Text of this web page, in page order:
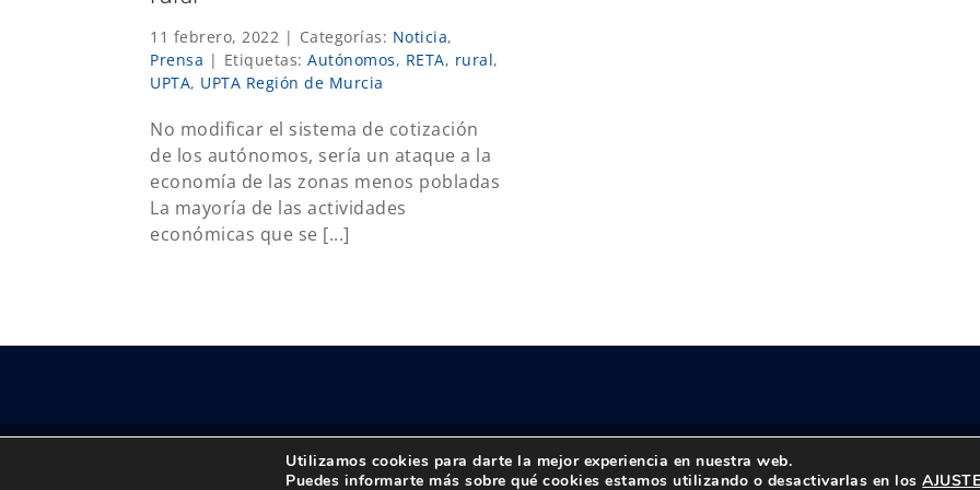
11 febrero, 2022 | Categorías: Noticia,
Prensa | Etiquetas: Autónomos, RETA, rural,
UPTA, UPTA Región de Murcia
No modificar el sistema de cotización
de los autónomos, sería un ataque a la
economía de las zonas menos pobladas
La mayoría de las actividades
económicas que se [...]
2026 UPTA | Todos los derechos reservados |Política de privacidad|Aviso Legal
Utilizamos cookies para darte la mejor experiencia en nuestra web.
Puedes informarte más sobre qué cookies estamos utilizando o desactivarlas en los